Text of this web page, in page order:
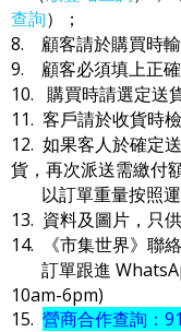
查詢）；
8. 顧客請於購買時
9. 顧客必須填上正
10. 購買時請選定送
11. 客戶請於收貨時
12. 如果客人於確定
貨，再次派送需繳付
以訂單重量按照運
13. 資料及圖片，只供
14. 《市集世界》聯
訂單跟進
10am-6pm)
15. 營商合作查詢：